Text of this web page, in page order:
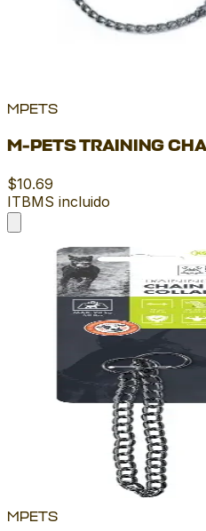
MPETS
M-PETS TRAINING
$10.69
ITBMS incluido
MPETS